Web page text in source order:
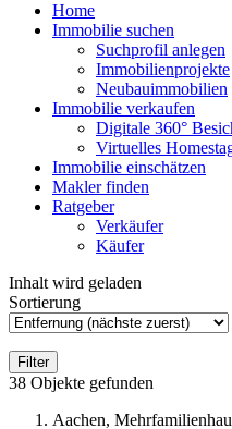
Home
Immobilie suchen
Suchprofil anlegen
Immobilienprojekte
Neubauimmobilien
Immobilie verkaufen
Digitale 360°
Virtuelles
Immobilie einschätzen
Makler finden
Ratgeber
Verkäufer
Käufer
Inhalt wird geladen
Sortierung
Filter
38 Objekte gefunden
Aachen,